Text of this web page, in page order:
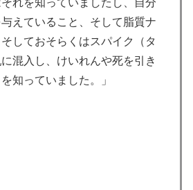
それを知っていましたし、自分
えていること、そして脂質ナ
しておそらくはスパイク（タ
混入し、けいれんや死を引き
知っていました。」